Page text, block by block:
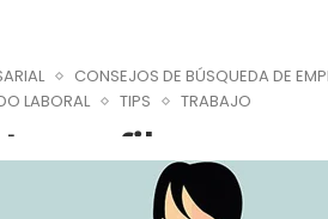
CONSEJOS DE BÚSQUEDA DE
LABORAL
TIPS TRABAJO
tu perfil para